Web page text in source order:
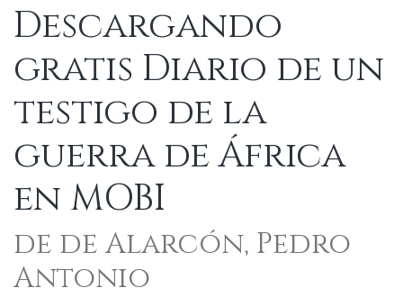
Descargando
gratis Diario de un
testigo de la
guerra de África
en MOBI
de de Alarcón, Pedro
Antonio